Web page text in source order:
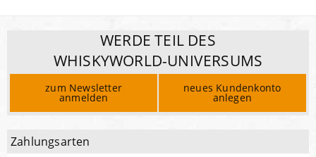
WERDE TEIL DES
WHISKYWORLD-UNIVERSUMS
zum Newsletter
anmelden
neues Kundenkonto
anlegen
Zahlungsarten